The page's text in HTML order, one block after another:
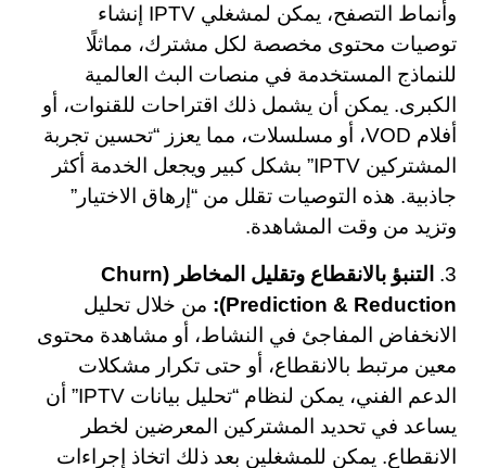
وأنماط التصفح، يمكن لمشغلي IPTV إنشاء
توصيات محتوى مخصصة لكل مشترك، مماثلًا
للنماذج المستخدمة في منصات البث العالمية
الكبرى. يمكن أن يشمل ذلك اقتراحات للقنوات، أو
أفلام VOD، أو مسلسلات، مما يعزز “تحسين تجربة
المشتركين IPTV” بشكل كبير ويجعل الخدمة أكثر
جاذبية. هذه التوصيات تقلل من “إرهاق الاختيار”
وتزيد من وقت المشاهدة.
3.
التنبؤ بالانقطاع وتقليل المخاطر (Churn
Prediction & Reduction):
من خلال تحليل
الانخفاض المفاجئ في النشاط، أو مشاهدة محتوى
معين مرتبط بالانقطاع، أو حتى تكرار مشكلات
الدعم الفني، يمكن لنظام “تحليل بيانات IPTV” أن
يساعد في تحديد المشتركين المعرضين لخطر
الانقطاع. يمكن للمشغلين بعد ذلك اتخاذ إجراءات